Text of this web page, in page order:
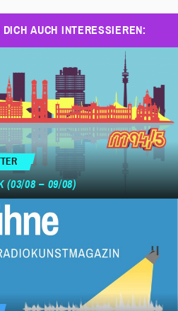
AUCH INTERESSIEREN:
(03/08 – 09/08)